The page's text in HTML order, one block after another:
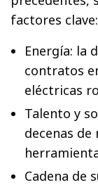
factores clave:
Energía: la
contratos
eléctricas
Talento y
decenas de
Cadena de